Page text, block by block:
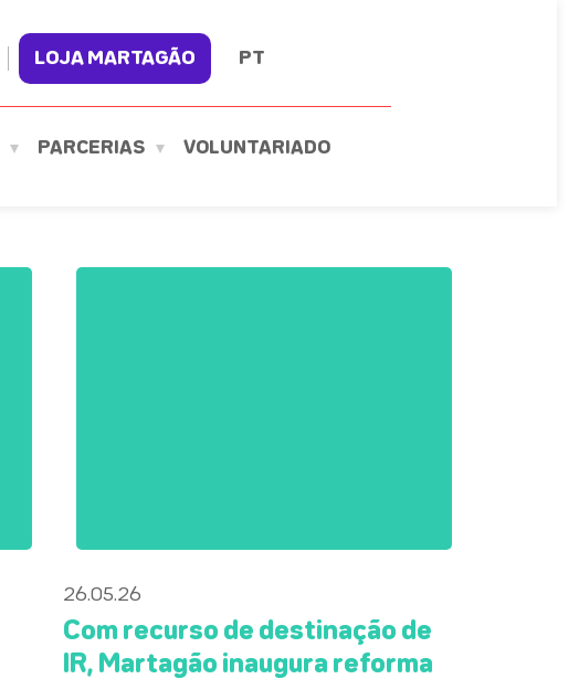
LOJA MARTAGÃO PT
PARCERIAS VOLUNTARIADO
26.05.26
Com recurso de destinação de
IR, Martagão inaugura reforma